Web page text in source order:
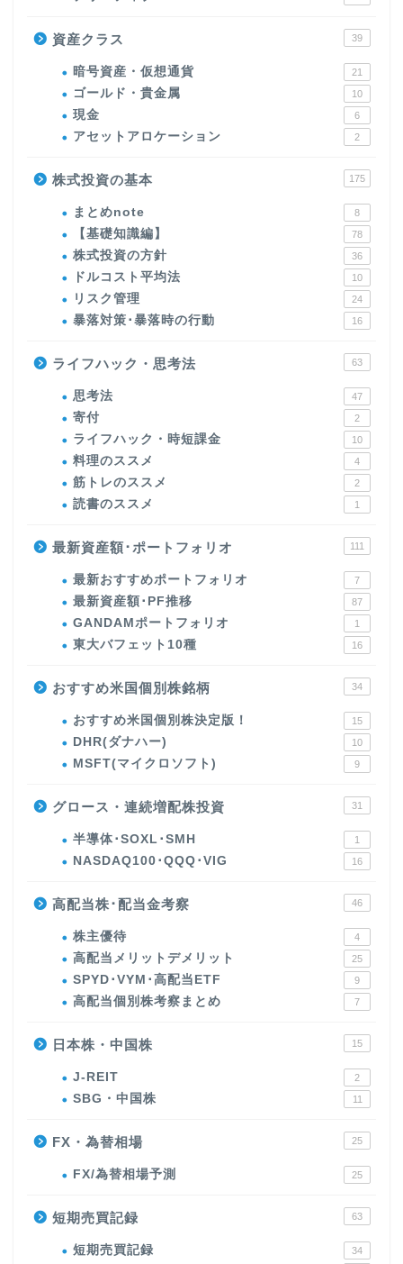
資産クラス 39
暗号資産・仮想通貨 21
ゴールド・貴金属 10
現金 6
アセットアロケーション 2
株式投資の基本 175
まとめnote 8
【基礎知識編】 78
株式投資の方針 36
ドルコスト平均法 10
リスク管理 24
暴落対策･暴落時の行動 16
ライフハック・思考法 63
思考法 47
寄付 2
ライフハック・時短課金 10
料理のススメ 4
筋トレのススメ 2
読書のススメ 1
最新資産額･ポートフォリオ 111
最新おすすめポートフォリオ 7
最新資産額･PF推移 87
GANDAMポートフォリオ 1
東大バフェット10種 16
おすすめ米国個別株銘柄 34
おすすめ米国個別株決定版！ 15
DHR(ダナハー) 10
MSFT(マイクロソフト) 9
グロース・連続増配株投資 31
半導体･SOXL･SMH 1
NASDAQ100･QQQ･VIG 16
高配当株･配当金考察 46
株主優待 4
高配当メリットデメリット 25
SPYD･VYM･高配当ETF 9
高配当個別株考察まとめ 7
日本株・中国株 15
J-REIT 2
SBG・中国株 11
FX・為替相場 25
FX/為替相場予測 25
短期売買記録 63
短期売買記録 34